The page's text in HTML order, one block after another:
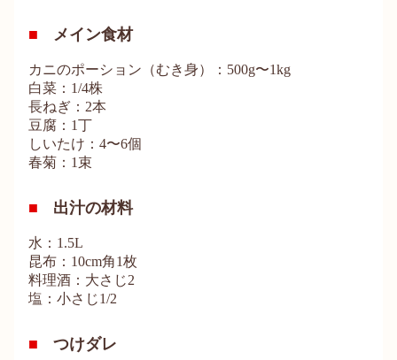
メイン食材
カニのポーション（むき身）：500g〜1kg
白菜：1/4株
長ねぎ：2本
豆腐：1丁
しいたけ：4〜6個
春菊：1束
出汁の材料
水：1.5L
昆布：10cm角1枚
料理酒：大さじ2
塩：小さじ1/2
つけダレ